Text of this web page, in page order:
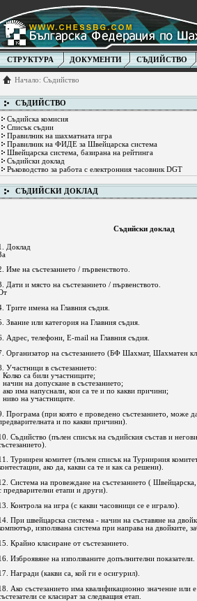
СТРУКТУРА ДОКУМЕНТИ СЪДИЙСТВО
Начало: Съдийство
СЪДИЙСТВО
Съдийска комисия
Списък съдии
Правилник на шахматната игра
Правилник на ФИДЕ за Швейцарска система
Швейцарска система, базирана на рейтинга
Съдийски доклад
Ръководство за работа с електронния часовник DGT
СЪДИЙСКИ ДОКЛАД
Съдийски доклад
Доклад
Име на състезанието / първенството.
Дати и място на състезанието / първенството.
Трите имена на Главния съдия.
Звание или категория на Главния съдия.
Адрес, телефони, Е-mail на Главния съдия.
Организатор на състезанието (БФ Шахмат, Шахматен
Участници в състезанието:
Колко са били участниците;
начин на допускане в състезанието;
ако има напуснали, кои са те и по какви причини;
ниво на участниците.
Програма (при която е проведено състезанието, може
и по какви причини).
Съдийство (пълен списък на съдийския състав и
Турнирен комитет (пълен списък на Турнирния
ако да, какви са те и как са решени).
Система на провеждане на състезанието (
предварителни етапи и други).
Контрола на игра (с какви часовници се е играло).
При швейцарска система - начин на съставяне на
използвана система при направа на двойките,
Крайно класиране от състезанието.
Изброявяне на използваните допълнителни показатели.
Награди (какви са, кой ги е осигурил).
Ако състезанието има квалификационно значение или е
се класират за следващия етап.